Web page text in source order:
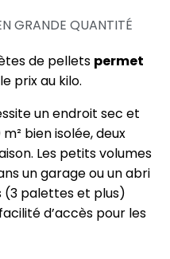
GRANDE QUANTITÉ
de pellets permet
prix au kilo.
un endroit sec et
bien isolée, deux
Les petits volumes
un garage ou un abri
(3 palettes et plus)
d’accès pour les